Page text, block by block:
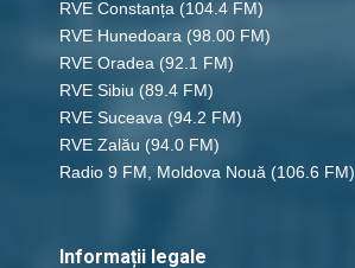
RVE Constanța (104.4 FM)
RVE Hunedoara (98.00 FM)
RVE Oradea (92.1 FM)
RVE Sibiu (89.4 FM)
RVE Suceava (94.2 FM)
RVE Zalău (94.0 FM)
Radio 9 FM, Moldova Nouă (106.6 FM)
Informații legale